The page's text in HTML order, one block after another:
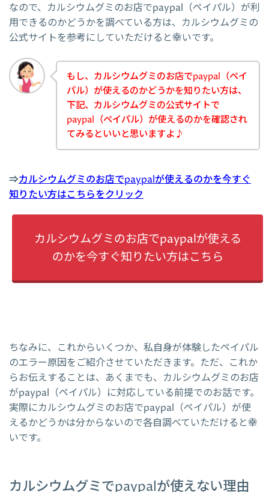
なので、カルシウムグミのお店でpaypal（ペイパル）が利
用できるのかどうかを調べている方は、カルシウムグミの
公式サイトを参考にしていただけると幸いです。
もし、カルシウムグミのお店でpaypal（ペイ
パル）が使えるのかどうかを知りたい方は、
下記、カルシウムグミの公式サイトで
paypal（ペイパル）が使えるのかを確認され
てみるといいと思いますよ♪
⇒カルシウムグミのお店でpaypalが使えるのかを今すぐ
知りたい方はこちらをクリック
カルシウムグミのお店でpaypalが使える
のかを今すぐ知りたい方はこちら
ちなみに、これからいくつか、私自身が体験したペイパル
のエラー原因をご紹介させていただきます。ただ、これか
らお伝えすることは、あくまでも、カルシウムグミのお店
がpaypal（ペイパル）に対応している前提でのお話です。
実際にカルシウムグミのお店でpaypal（ペイパル）が使
えるかどうかは分からないので各自調べていただけると幸
いです。
カルシウムグミでpaypalが使えない理由